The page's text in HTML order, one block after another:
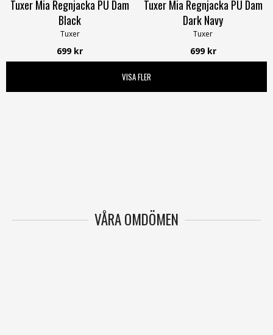
Tuxer Mia Regnjacka PU Dam
Black
Tuxer
699 kr
Tuxer Mia Regnjacka PU Dam
Dark Navy
Tuxer
699 kr
VISA FLER
VÅRA OMDÖMEN